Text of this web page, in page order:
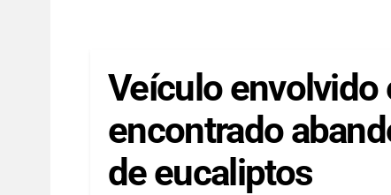
Veículo envolvido
encontrado
de eucaliptos